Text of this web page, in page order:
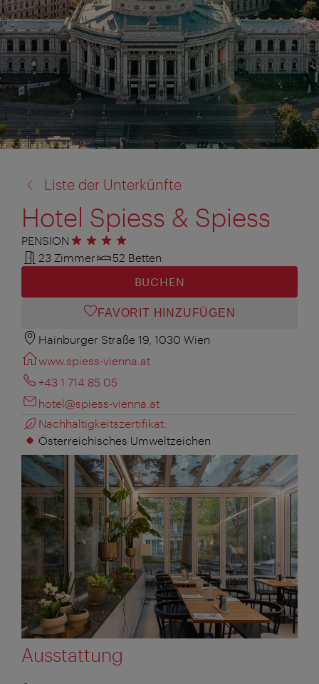
zu:
Liste der Unterkünfte
Hotel Spiess & Spiess
PENSION 4 Sterne
23 Zimmer
52 Betten
BUCHEN
FAVORIT HINZUFÜGEN
Hainburger Straße 19, 1030 Wien
www.spiess-vienna.at
+43 1 714 85 05
hotel@spiess-vienna.at
Nachhaltigkeitszertifikat:
Österreichisches Umweltzeichen
Ausstattung